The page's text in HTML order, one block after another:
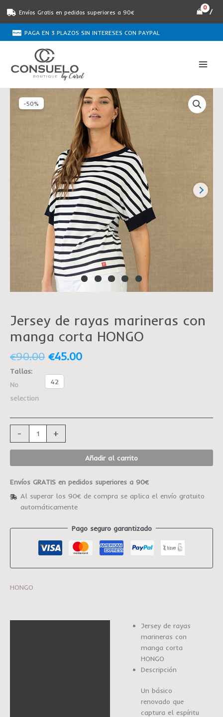
Envíos Gratis en pedidos superiores a 90€ /
PAGA EN 3 PLAZOS SIN INTERESES CON PAYPAL
-50%
Jersey de rayas marineras con
manga corta HONGO
€90.00
original
€90.00.
€45.00
El
precio
actual
es:
€45.00.
Tallas:
No
selection
42
- +
Añadir al carrito
Envíos GRATIS en pedidos superiores a 90€
Al superar los 90€ de compra se aplica el envío gratuito
automáticamente
Pago seguro garantizado
HONGO
Jersey de rayas
marineras con
manga corta
HONGO
Descripción
Un básico
renovado que
captura el espíritu